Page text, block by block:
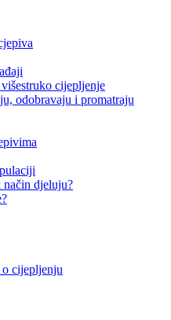
cijepljenje
odobravaju i promatraju
način djeluju?
o cijepljenju